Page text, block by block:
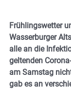
Frühlingswetter
Wasserburger
alle an die
geltenden
am Samstag
gab es an